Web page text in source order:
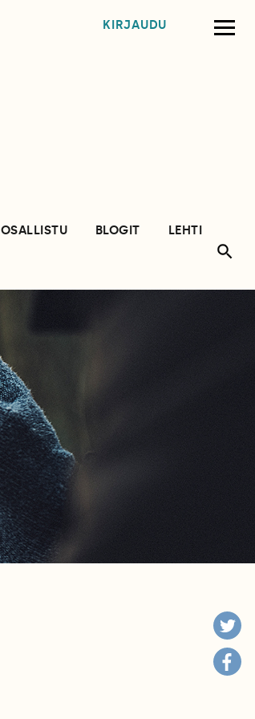
KIRJAUDU
OSALLISTU BLOGIT
LEHTI